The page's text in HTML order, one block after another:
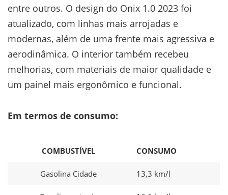
entre outros. O design do Onix 1.0 2023 foi
atualizado, com linhas mais arrojadas e
modernas, além de uma frente mais agressiva e
aerodinâmica. O interior também recebeu
melhorias, com materiais de maior qualidade e
um painel mais ergonômico e funcional.
Em termos de consumo:
COMBUSTÍVEL CONSUMO
Gasolina Cidade 13,3 km/l